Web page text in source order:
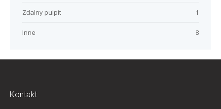
1
Zdalny pulpit
8
Inne
Kontakt